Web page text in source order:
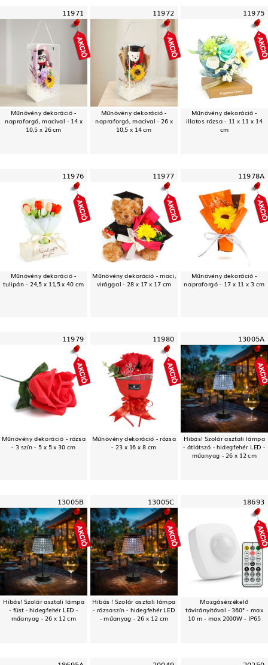
11971
Műnövény dekoráció -
napraforgó, macival - 14 x
10,5 x 26 cm
11972
Műnövény dekoráció -
napraforgó, macival - 26 x
10,5 x 14 cm
11975
Műnövény dekoráció -
illatos rózsa - 11 x 11 x 14
cm
11976
Műnövény dekoráció -
tulipán - 24,5 x 11,5 x 40 cm
11977
Műnövény dekoráció - maci,
virággal - 28 x 17 x 17 cm
11978A
Műnövény dekoráció -
napraforgó - 17 x 11 x 3 cm
11979
Műnövény dekoráció - rózsa
- 3 szín - 5 x 5 x 30 cm
11980
Műnövény dekoráció - rózsa
- 23 x 16 x 8 cm
13005A
Hibás! Szolár asztali lámpa
- átlátszó - hidegfehér LED -
műanyag - 26 x 12 cm
13005B
Hibás! Szolár asztali lámpa
- füst - hidegfehér LED -
műanyag - 26 x 12 cm
13005C
Hibás ! Szolár asztali lámpa
- rózsaszín - hidegfehér LED
- műanyag - 26 x 12 cm
18693
Mozgásérzékelő
távirányítóval - 360° - max
10 m - max 2000W - IP65